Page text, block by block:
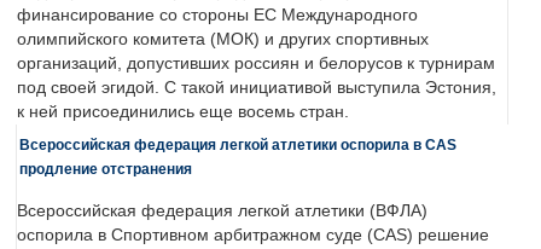
финансирование со стороны ЕС Международного
олимпийского комитета (МОК) и других спортивных
организаций, допустивших россиян и белорусов к турнирам
под своей эгидой. С такой инициативой выступила Эстония,
к ней присоединились еще восемь стран.
Всероссийская федерация легкой атлетики оспорила в CAS
продление отстранения
Всероссийская федерация легкой атлетики (ВФЛА)
оспорила в Спортивном арбитражном суде (CAS) решение